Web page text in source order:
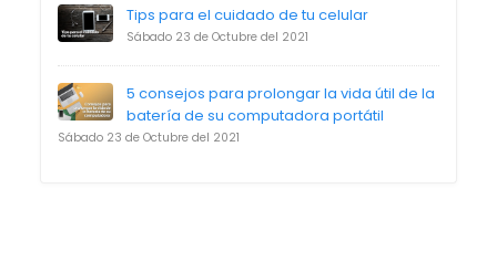
Tips para el cuidado de tu celular
Sábado 23 de Octubre del 2021
5 consejos para prolongar la vida útil de la
batería de su computadora portátil
Sábado 23 de Octubre del 2021